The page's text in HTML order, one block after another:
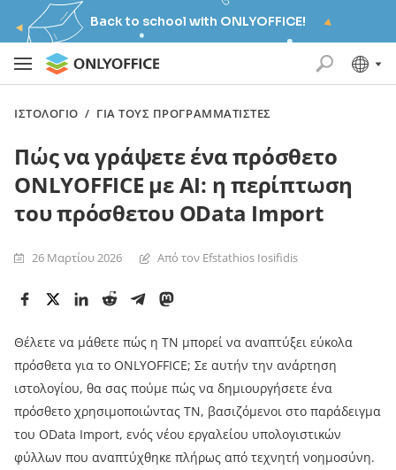
Back to school with ONLYOFFICE!
ΙΣΤΟΛΌΓΙΟ / ΓΙΑ ΤΟΥΣ ΠΡΟΓΡΑΜΜΑΤΙΣΤΈΣ
Πώς να γράψετε ένα πρόσθετο
ONLYOFFICE με AI: η περίπτωση
του πρόσθετου OData Import
26 Μαρτίου 2026 Από τον Efstathios Iosifidis
Θέλετε να μάθετε πώς η TN μπορεί να αναπτύξει εύκολα
πρόσθετα για το ONLYOFFICE; Σε αυτήν την ανάρτηση
ιστολογίου, θα σας πούμε πώς να δημιουργήσετε ένα
πρόσθετο χρησιμοποιώντας TN, βασιζόμενοι στο παράδειγμα
του OData Import, ενός νέου εργαλείου υπολογιστικών
φύλλων που αναπτύχθηκε πλήρως από τεχνητή νοημοσύνη.